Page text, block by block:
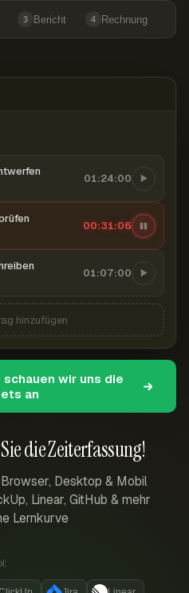
3 Bericht 4 Rechnung
die Zeiterfassung!
Desktop & Mobil
Linear, GitHub & mehr
Lernkurve
01:24:00
00:31:07
01:07:00
hinzufügen
wir uns die
an